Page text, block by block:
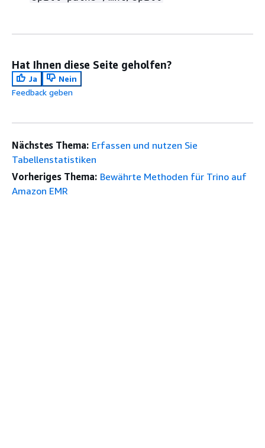
Hat Ihnen diese Seite geholfen?
Ja
Nein
Feedback geben
Nächstes Thema: Erfassen und nutzen Sie
Tabellenstatistiken
Vorheriges Thema: Bewährte Methoden für Trino auf
Amazon EMR